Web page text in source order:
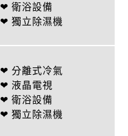
❤ 衛浴設備
❤ 獨立除濕機
❤ 分離式冷氣
❤ 液晶電視
❤ 衛浴設備
❤ 獨立除濕機